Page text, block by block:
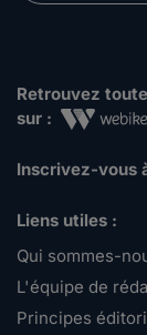
Retrouvez
sur :
Inscrivez-vous
Liens utiles :
Qui sommes-
L'équipe de
Principes